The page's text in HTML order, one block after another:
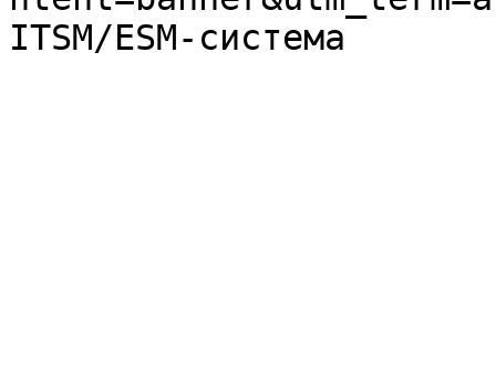
ITSM/ESM-система